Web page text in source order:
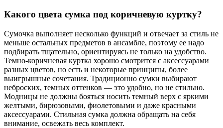
Какого цвета сумка под коричневую куртку?
Сумочка выполняет несколько функций и отвечает за стиль не
меньше остальных предметов в ансамбле, поэтому ее надо
подбирать тщательно, ориентируясь не только на удобство.
Темно-коричневая куртка хорошо смотрится с аксессуарами
разных цветов, но есть и некоторые принципы, более
выигрышные сочетания. Традиционно сумки выбирают
неброских, темных оттенков — это удобно, но не стильно.
Модницы не должны бояться носить темный верх с яркими
желтыми, бирюзовыми, фиолетовыми и даже красными
аксессуарами. Стильная сумка должна обращать на себя
внимание, освежать весь комплект.